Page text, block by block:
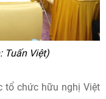
Tuấn Việt)
tổ chức hữu nghị Việt